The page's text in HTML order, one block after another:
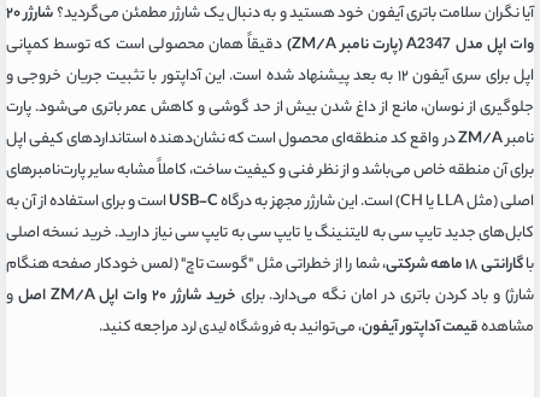
آیا نگران سلامت باتری آیفون خود هستید و به دنبال یک شارژر مطمئن می‌گردید؟
شارژر ۲۰
وات اپل مدل A2347 (پارت نامبر ZM/A)
دقیقاً همان محصولی است که توسط کمپانی
اپل برای سری آیفون ۱۲ به بعد پیشنهاد شده است. این آداپتور با تثبیت جریان خروجی و
جلوگیری از نوسان، مانع از داغ شدن بیش از حد گوشی و کاهش عمر باتری می‌شود. پارت
نامبرZM/Aدر واقع کد منطقه‌ای محصول است که نشان‌دهنده استانداردهای کیفی اپل
برای آن منطقه خاص می‌باشد و از نظر فنی و کیفیت ساخت، کاملاً مشابه سایر پارت‌نامبرهای
اصلی (مثل LLA یا CH) است. این شارژر مجهز به درگاه
USB-Cاست و برای استفاده از آن به
کابل‌های جدید تایپ سی به لایتنینگ یا تایپ سی به تایپ سی نیاز دارید. خرید نسخه اصلی
باگارانتی ۱۸ ماهه شرکتی
، شما را از خطراتی مثل "گوست تاچ" (لمس خودکار صفحه هنگام
شارژ) و باد کردن باتری در امان نگه می‌دارد. برای خرید شارژر ۲۰ وات اپل ZM/A اصل
و
مشاهدهقیمت آداپتور آیفون، می‌توانید بهفروشگاه لیدی لردمراجعه کنید.